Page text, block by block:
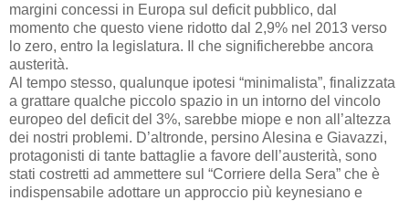
margini concessi in Europa sul deficit pubblico, dal
momento che questo viene ridotto dal 2,9% nel 2013 verso
lo zero, entro la legislatura. Il che significherebbe ancora
austerità.
Al tempo stesso, qualunque ipotesi “minimalista”, finalizzata
a grattare qualche piccolo spazio in un intorno del vincolo
europeo del deficit del 3%, sarebbe miope e non all’altezza
dei nostri problemi. D’altronde, persino Alesina e Giavazzi,
protagonisti di tante battaglie a favore dell’austerità, sono
stati costretti ad ammettere sul “Corriere della Sera” che è
indispensabile adottare un approccio più keynesiano e